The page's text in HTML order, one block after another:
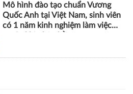
Mô hình đào tạo chuẩn Vương
Quốc Anh tại Việt Nam, sinh viên
có 1 năm kinh nghiệm làm việc